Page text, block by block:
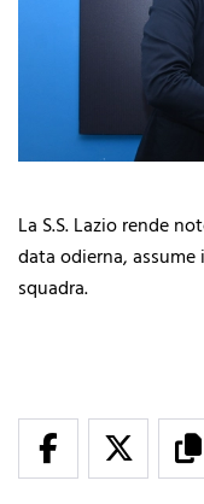
La S.S. Lazio rende
data odierna,
squadra.